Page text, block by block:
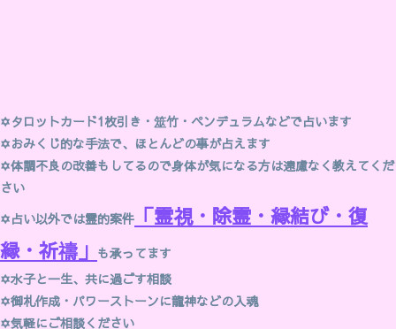
✡タロットカード1枚引き・筮竹・ペンデュラムなどで占います
✡おみくじ的な手法で、ほとんどの事が占えます
✡体調不良の改善もしてるので身体が気になる方は遠慮なく教えてくだ
さい
✡占い以外では霊的案件 「霊視・除霊・縁結び・復
縁・祈禱」 も承ってます
✡水子と一生、共に過ごす相談
✡御札作成・パワーストーンに龍神などの入魂
✡気軽にご相談ください